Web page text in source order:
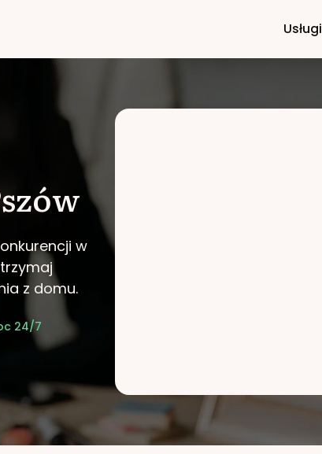
Usługi
w
z domu.
24/7